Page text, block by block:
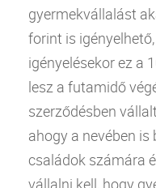
gyermekvállalást
forint is
igényelésekor ez a
lesz a futamidő
szerződésben
ahogy a nevében is
családok számára
vállalni kell, hogy